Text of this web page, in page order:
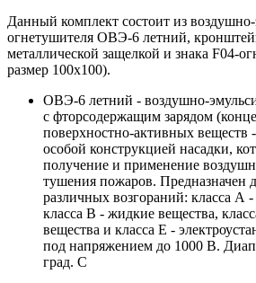
Данный комплект состоит из
огнетушителя ОВЭ-6 летний,
металлической защелкой и знака F04-
размер 100х100).
ОВЭ-6 летний - воздушно-
с фторсодержащим зарядом
поверхностно-активных веществ
особой конструкцией насадки,
получение и применение
тушения пожаров. Предназначен
различных возгораний: класса А
класса В - жидкие вещества,
вещества и класса Е -
под напряжением до 1000 В.
град. С